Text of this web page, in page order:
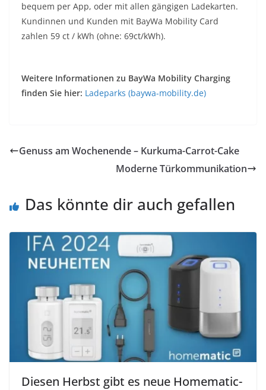
bequem per App, oder mit allen gängigen Ladekarten.
Kundinnen und Kunden mit BayWa Mobility Card
zahlen 59 ct / kWh (ohne: 69ct/kWh).
Weitere Informationen zu BayWa Mobility Charging
finden Sie hier: Ladeparks (baywa-mobility.de)
Genuss am Wochenende – Kurkuma-Carrot-Cake
Moderne Türkommunikation
Das könnte dir auch gefallen
Diesen Herbst gibt es neue Homematic-